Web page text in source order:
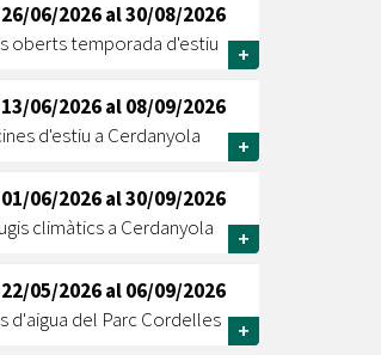
Obertes
de Serveis i Tràmits
26/06/2026al30/08/2026
oberts temporada d'estiu
+
13/06/2026al08/09/2026
d'estiu a Cerdanyola
+
01/06/2026al30/09/2026
climàtics a Cerdanyola
+
22/05/2026al06/09/2026
d'aigua del Parc Cordelles
+